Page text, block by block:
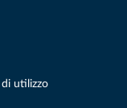
di utilizzo